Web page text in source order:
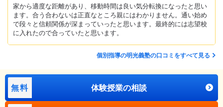
家から適度な距離があり、移動時間は良い気分転換になったと思い
ます。合う合わないは正直なところ親にはわかりません。通い始め
で段々と信頼関係が深まっていったと思います。最終的には志望校
に入れたので合っていたと思います。
個別指導の明光義塾の口コミをすべて見る
無料 体験授業の相談